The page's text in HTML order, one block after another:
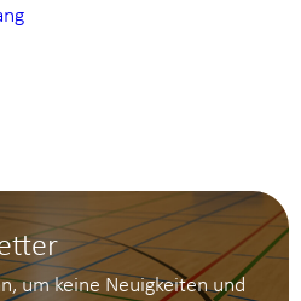
um keine Neuigkeiten und